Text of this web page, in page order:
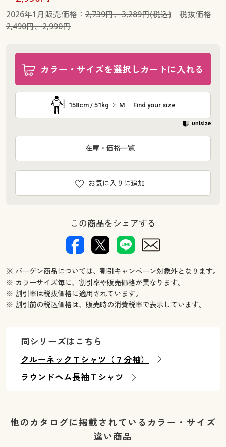
2026年1月販売価格： 2,739円、3,289円(税込)税抜価格
2,490円、2,990円
カラー・サイズを選択しカートに入れる
158cm / 51kg M Find your size
お気に入りに追加
在庫・価格一覧
この商品をシェアする
※ バーゲン商品については、割引キャンペーン対象外となります。
※ カラーサイズ毎に、割引率や販売価格が異なります。
※ 割引率は税抜価格に適用されています。
※ 割引前の税込価格は、販売時の消費税率で表示しています。
同シリーズはこちら
クルーネックＴシャツ（７分袖）
ラウンドヘム長袖Ｔシャツ
他のカタログに掲載されているカラー・サイズ
違い商品